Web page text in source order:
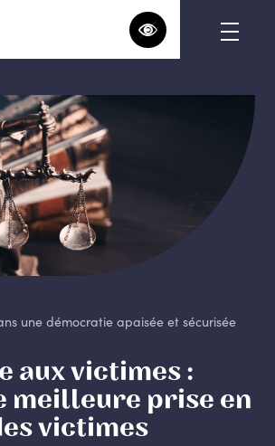
une démocratie apaisée et sécurisée
aux victimes :
meilleure prise en
victimes